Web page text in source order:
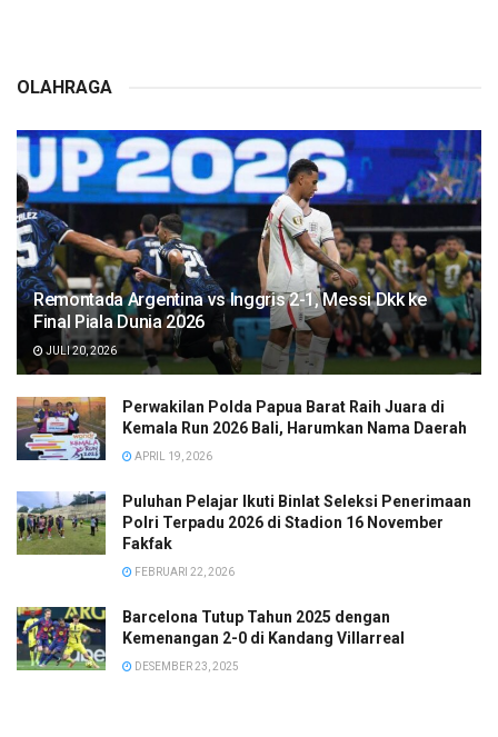
OLAHRAGA
Remontada Argentina vs Inggris 2-1, Messi Dkk ke
Final Piala Dunia 2026
JULI 20, 2026
Perwakilan Polda Papua Barat Raih Juara di
Kemala Run 2026 Bali, Harumkan Nama Daerah
APRIL 19, 2026
Puluhan Pelajar Ikuti Binlat Seleksi Penerimaan
Polri Terpadu 2026 di Stadion 16 November
Fakfak
FEBRUARI 22, 2026
Barcelona Tutup Tahun 2025 dengan
Kemenangan 2-0 di Kandang Villarreal
DESEMBER 23, 2025